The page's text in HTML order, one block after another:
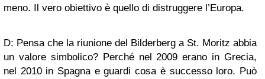
meno. Il vero obiettivo è quello di distruggere l’Europa.
D: Pensa che la riunione del Bilderberg a St. Moritz abbia
un valore simbolico? Perché nel 2009 erano in Grecia,
nel 2010 in Spagna e guardi cosa è successo loro. Può